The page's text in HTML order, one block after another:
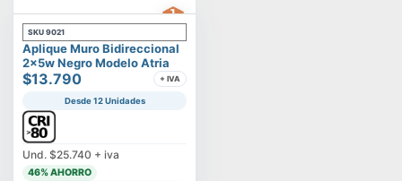
SKU 9021
Aplique Muro Bidireccional
2x5w Negro Modelo Atria
$13.790 + IVA
Desde 12 Unidades
Und. $25.740 + iva
46% AHORRO